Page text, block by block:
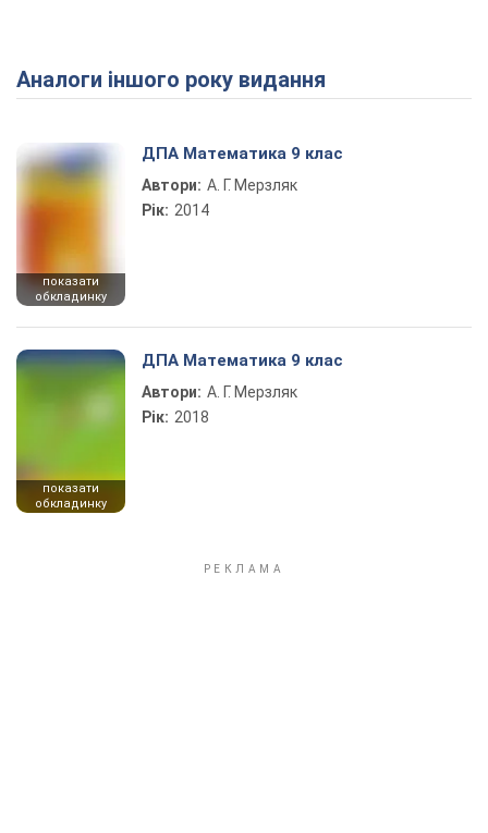
Play Video
Аналоги іншого року видання
показати
обкладинку
ДПА Математика 9 клас
Автори: А. Г. Мерзляк
Рік: 2014
показати
обкладинку
ДПА Математика 9 клас
Автори: А. Г. Мерзляк
Рік: 2018